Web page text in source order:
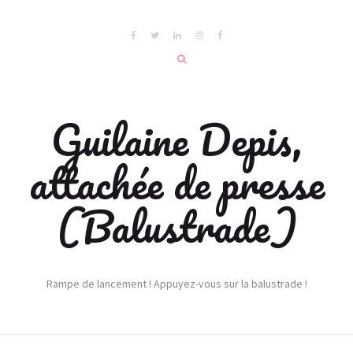
Guilaine Depis,
attachée de presse
(Balustrade)
Rampe de lancement ! Appuyez-vous sur la balustrade !